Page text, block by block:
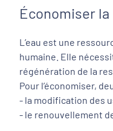
Économiser
L’eau est une
humaine. Elle
régénération de la
Pour l’économiser,
- la modification des
- le renouvellement